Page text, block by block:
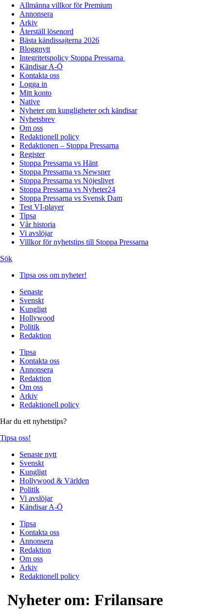
Allmänna villkor för Premium
Annonsera
Arkiv
Återställ lösenord
Bästa kändissajterna 2026
Bloggnytt
Integritetspolicy Stoppa Pressarna
Kändisar A-Ö
Kontakta oss
Logga in
Mitt konto
Native
Nyheter om kungligheter och kändisar
Nyhetsbrev
Om oss
Redaktionell policy
Redaktionen – Stoppa Pressarna
Register
Stoppa Pressarna vs Hänt
Stoppa Pressarna vs Newsner
Stoppa Pressarna vs Nöjeslivet
Stoppa Pressarna vs Nyheter24
Stoppa Pressarna vs Svensk Dam
Test VI-player
Tipsa
Vår historia
Vi avslöjar
Villkor för nyhetstips till Stoppa Pressarna
Sök
Tipsa oss om nyheter!
Senaste
Svenskt
Kungligt
Hollywood
Politik
Redaktion
Tipsa
Kontakta oss
Annonsera
Redaktion
Om oss
Arkiv
Redaktionell policy
Har du ett nyhetstips?
Tipsa oss!
Senaste nytt
Svenskt
Kungligt
Hollywood & Världen
Politik
Vi avslöjar
Kändisar A-Ö
Tipsa
Kontakta oss
Annonsera
Redaktion
Om oss
Arkiv
Redaktionell policy
Nyheter om: Frilansare